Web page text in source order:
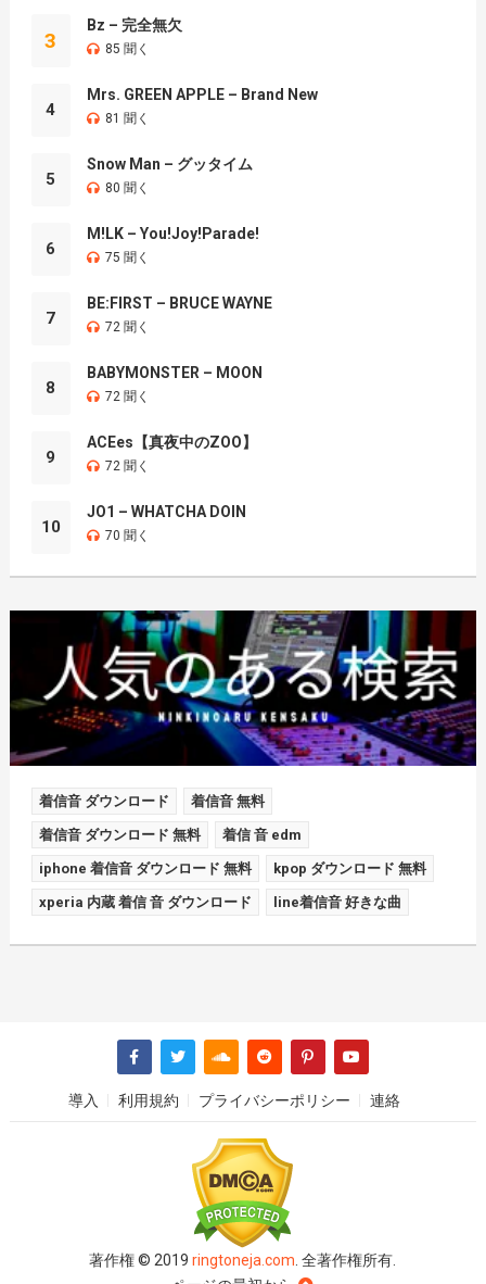
3
Bz – 完全無欠
85 聞く
4
Mrs. GREEN APPLE – Brand New
81 聞く
5
Snow Man – グッタイム
80 聞く
6
M!LK – You!Joy!Parade!
75 聞く
7
BE:FIRST – BRUCE WAYNE
72 聞く
8
BABYMONSTER – MOON
72 聞く
9
ACEes【真夜中のZOO】
72 聞く
10
JO1 – WHATCHA DOIN
70 聞く
着信音 ダウンロード 着信音 無料
着信音 ダウンロード 無料 着信 音 edm
iphone 着信音 ダウンロード 無料 kpop ダウンロード 無料
xperia 内蔵 着信 音 ダウンロード line着信音 好きな曲
導入 利用規約 プライバシーポリシー 連絡
著作権 © 2019ringtoneja.com . 全著作権所有.